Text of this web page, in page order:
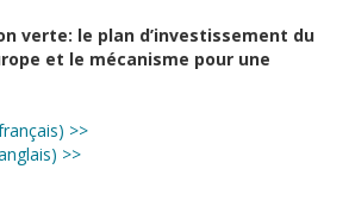
verte: le plan d’investissement du
et le mécanisme pour une
>>
>>